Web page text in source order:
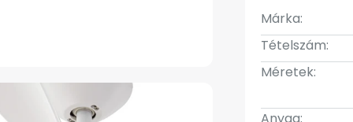
Márka:
Tételszám:
Méretek: